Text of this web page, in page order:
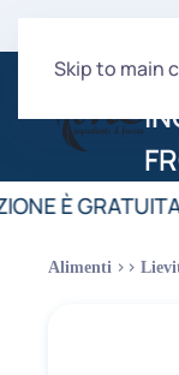
Skip to main
È
Alimenti